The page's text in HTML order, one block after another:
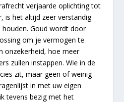
verjaarde oplichting tot
is het altijd zeer verstandig
Goud wordt door
om je vermogen te
onzekerheid, hoe meer
zullen instappen. Wie in de
zit, maar geen of weinig
in met uw eigen
tevens bezig met het